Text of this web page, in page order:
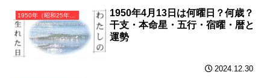
1950年（昭和25年）庚寅（かのえとら）・寅年（とら年）カレンダー（月曜はじまり）
1950年4月13日は何曜日？何歳？
干支・本命星・五行・宿曜・暦と
運勢
2024.12.30